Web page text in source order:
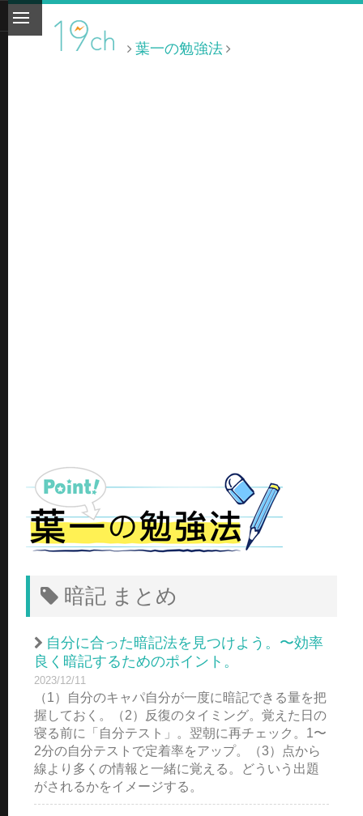
葉一の勉強法
暗記 まとめ
自分に合った暗記法を見つけよう。〜効率
良く暗記するためのポイント。
2023/12/11
（1）自分のキャパ自分が一度に暗記できる量を把
握しておく。（2）反復のタイミング。覚えた日の
寝る前に「自分テスト」。翌朝に再チェック。1〜
2分の自分テストで定着率をアップ。（3）点から
線より多くの情報と一緒に覚える。どういう出題
がされるかをイメージする。